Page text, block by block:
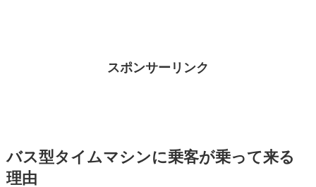
スポンサーリンク
バス型タイムマシンに乗客が乗って来る
理由